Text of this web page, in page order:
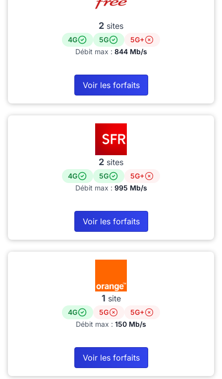
2 sites
4G 5G
5G+
Débit max : 844 Mb/s
Voir les forfaits
2 sites
4G 5G
5G+
Débit max : 995 Mb/s
Voir les forfaits
1 site
4G 5G
5G+
Débit max : 150 Mb/s
Voir les forfaits